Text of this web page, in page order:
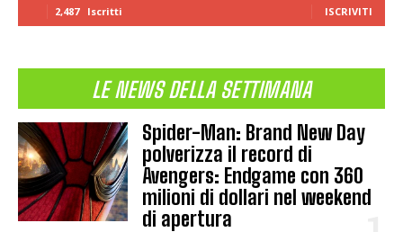
2,487 Iscritti ISCRIVITI
LE NEWS DELLA SETTIMANA
Spider-Man: Brand New Day
polverizza il record di
Avengers: Endgame con 360
milioni di dollari nel weekend
di apertura